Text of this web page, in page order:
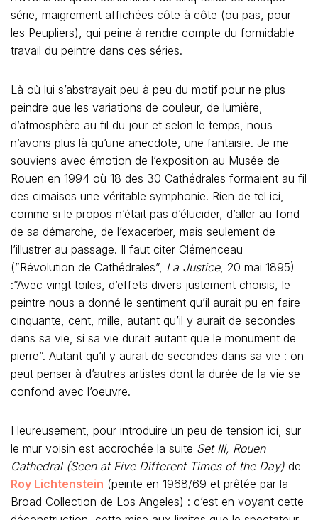
série, maigrement affichées côte à côte (ou pas, pour
les Peupliers), qui peine à rendre compte du formidable
travail du peintre dans ces séries.
Là où lui s’abstrayait peu à peu du motif pour ne plus
peindre que les variations de couleur, de lumière,
d’atmosphère au fil du jour et selon le temps, nous
n’avons plus là qu’une anecdote, une fantaisie. Je me
souviens avec émotion de l’exposition au Musée de
Rouen en 1994 où 18 des 30 Cathédrales formaient au fil
des cimaises une véritable symphonie. Rien de tel ici,
comme si le propos n’était pas d’élucider, d’aller au fond
de sa démarche, de l’exacerber, mais seulement de
l’illustrer au passage. Il faut citer Clémenceau
(”Révolution de Cathédrales”, La Justice, 20 mai 1895)
:”Avec vingt toiles, d’effets divers justement choisis, le
peintre nous a donné le sentiment qu’il aurait pu en faire
cinquante, cent, mille, autant qu’il y aurait de secondes
dans sa vie, si sa vie durait autant que le monument de
pierre”. Autant qu’il y aurait de secondes dans sa vie : on
peut penser à d’autres artistes dont la durée de la vie se
confond avec l’oeuvre.
Heureusement, pour introduire un peu de tension ici, sur
le mur voisin est accrochée la suite Set III, Rouen
Cathedral (Seen at Five Different Times of the Day) de
Roy Lichtenstein (peinte en 1968/69 et prêtée par la
Broad Collection de Los Angeles) : c’est en voyant cette